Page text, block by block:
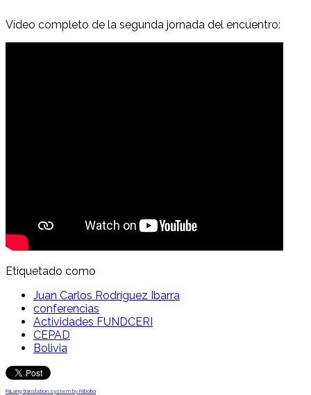
Vídeo completo de la segunda jornada del encuentro:
Etiquetado como
Juan Carlos Rodríguez Ibarra
conferencias
Actividades FUNDCERI
CEPAD
Bolivia
FaLang translation system by Faboba